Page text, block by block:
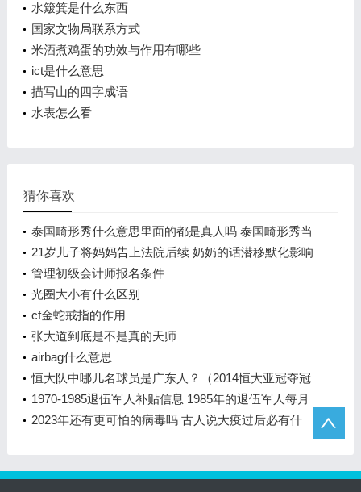
水簸箕是什么东西
国家文物局联系方式
米酒煮鸡蛋的功效与作用有哪些
ict是什么意思
描写山的四字成语
水表怎么看
猜你喜欢
泰国畸形秀什么意思里面的都是真人吗 泰国畸形秀当
事人还活着吗
21岁儿子将妈妈告上法院后续 奶奶的话潜移默化影响
着孩子
管理初级会计师报名条件
光圈大小有什么区别
cf金蛇戒指的作用
张大道到底是不是真的天师
airbag什么意思
恒大队中哪几名球员是广东人？（2014恒大亚冠夺冠
阵容？）
1970-1985退伍军人补贴信息 1985年的退伍军人每月
有没有补贴
2023年还有更可怕的病毒吗 古人说大疫过后必有什